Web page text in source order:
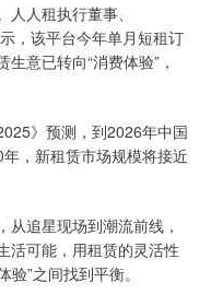
人租执行董事、
，该平台今年单月短租订
意已转向“消费体验”，
》预测，到2026年中国
，新租赁市场规模将接近
追星现场到潮流前线，
活可能，用租赁的灵活性
”之间找到平衡。